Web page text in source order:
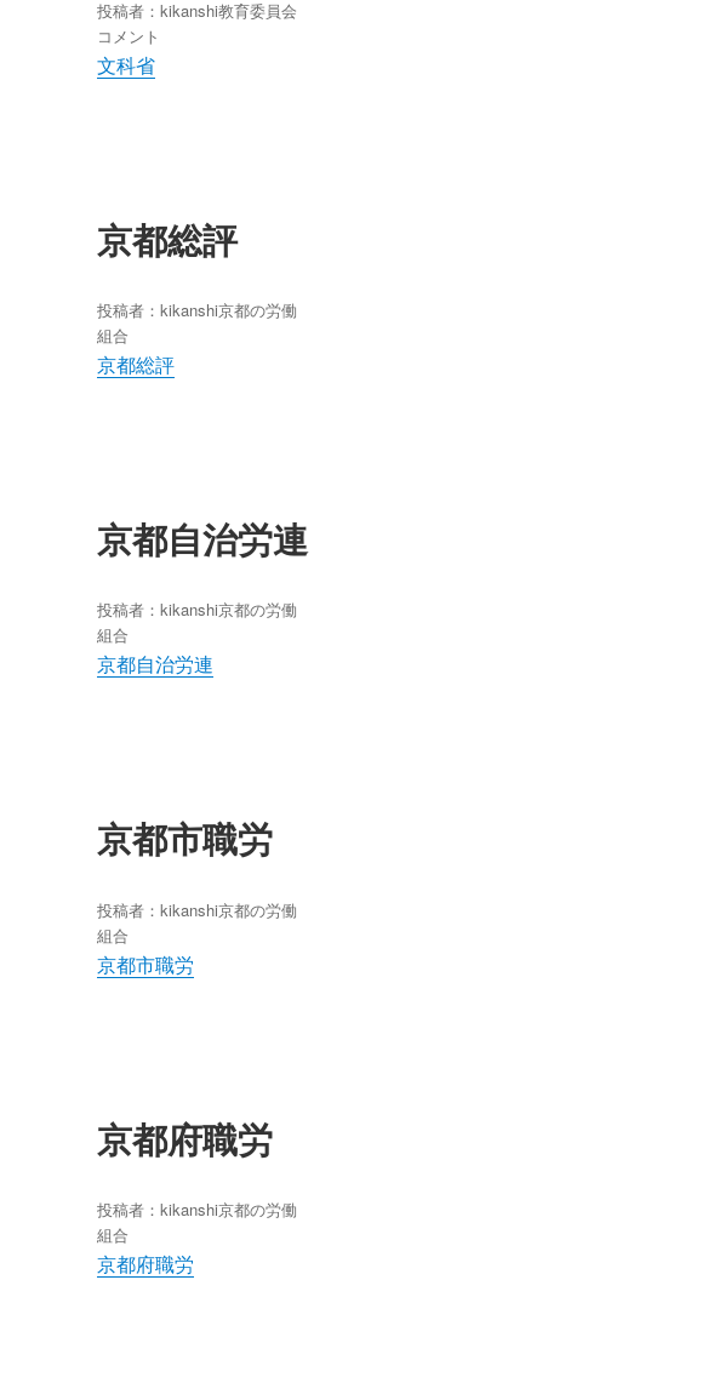
投稿者：kikanshi教育委員会
文
科
省
コメント
文科省
京都総評
投稿者：kikanshi京都の労働
組合
京都総評
京都自治労連
投稿者：kikanshi京都の労働
組合
京都自治労連
京都市職労
投稿者：kikanshi京都の労働
組合
京都市職労
京都府職労
投稿者：kikanshi京都の労働
組合
京都府職労